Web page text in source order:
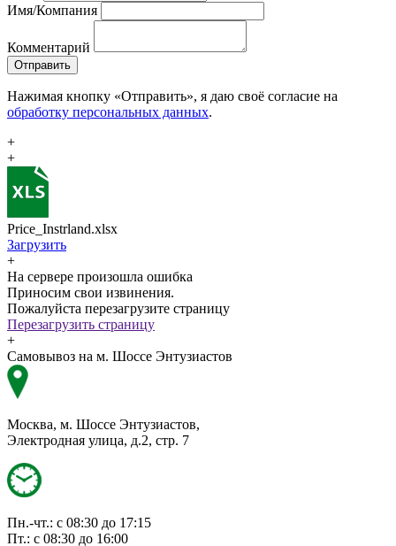
Имя/Компания
Комментарий
Отправить
Нажимая кнопку «Отправить», я даю своё согласие на
обработку персональных данных.
+
+
Price_Instrland.xlsx
Загрузить
+
На сервере произошла ошибка
Приносим свои извинения.
Пожалуйста перезагрузите страницу
Перезагрузить страницу
+
Самовывоз на м. Шоссе Энтузиастов
Москва, м. Шоссе Энтузиастов,
Электродная улица, д.2, стр. 7
Пн.-чт.: с 08:30 до 17:15
Пт.: с 08:30 до 16:00